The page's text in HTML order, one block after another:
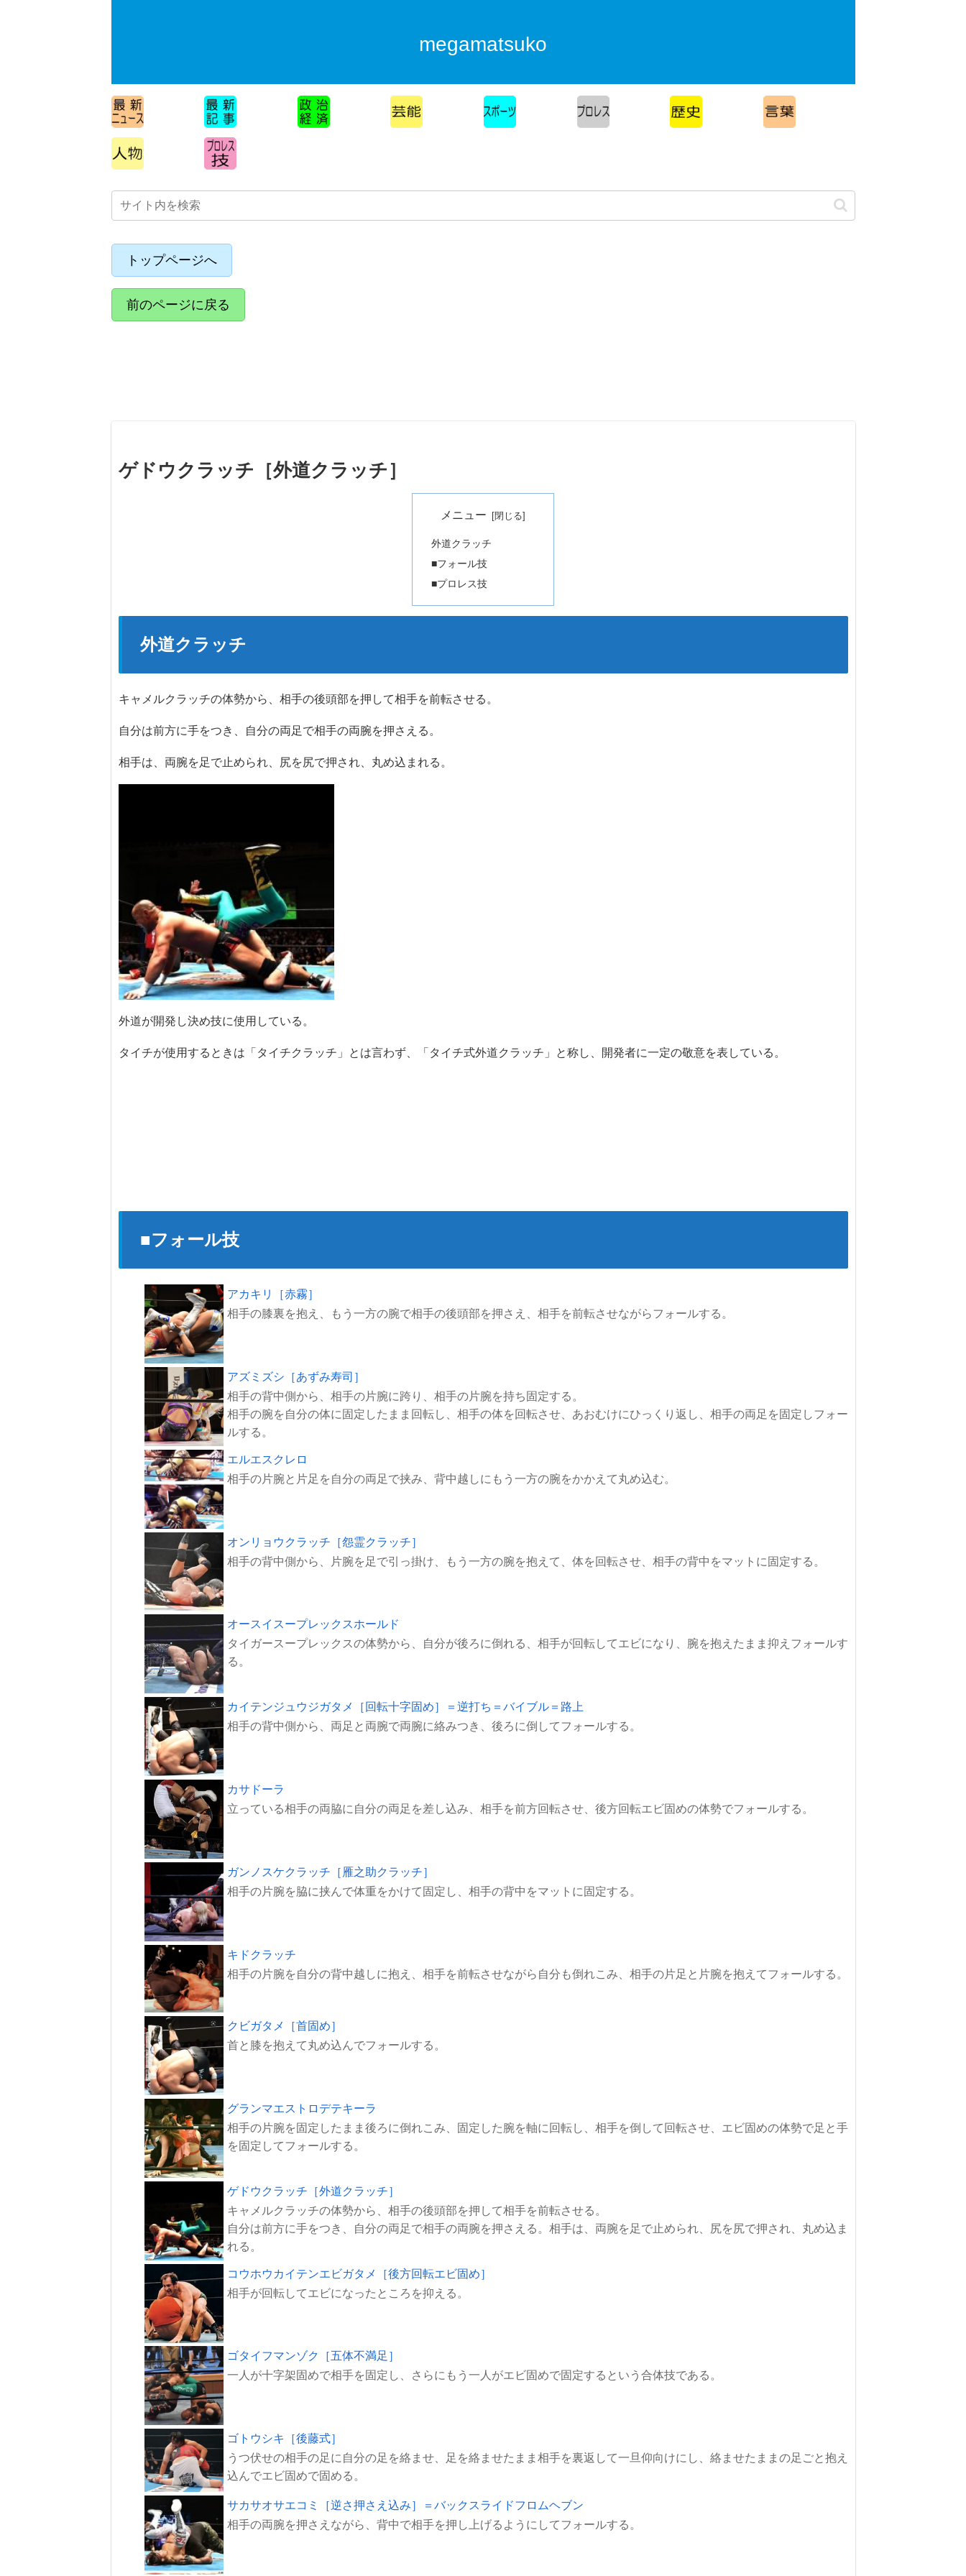
megamatsuko
トップページへ
前のページに戻る
ゲドウクラッチ［外道クラッチ］
メニュー
外道クラッチ
■フォール技
■プロレス技
外道クラッチ
キャメルクラッチの体勢から、相手の後頭部を押して相手を前転させる。
自分は前方に手をつき、自分の両足で相手の両腕を押さえる。
相手は、両腕を足で止められ、尻を尻で押され、丸め込まれる。
外道が開発し決め技に使用している。
タイチが使用するときは「タイチクラッチ」とは言わず、「タイチ式外道クラッチ」と称し、開発者に一定の敬意を表している。
■フォール技
アカキリ［赤霧］
アズミズシ［あずみ寿司］
相手の背中側から、相手の片腕に跨り、相手の片腕を持ち固定する。
相手の腕を自分の体に固定したまま回転し、相手の体を回転させ、あおむけにひっくり返し、相手の両足を固定しフォー
エルエスクレロ
オンリョウクラッチ［怨霊クラッチ］
オースイスープレックスホールド
タイガースープレックスの体勢から、自分が後ろに倒れる、相手が回転してエビになり、腕を抱えたまま抑えフォールす
カイテンジュウジガタメ［回転十字固め］＝逆打ち＝バイブル＝路上
カサドーラ
ガンノスケクラッチ［雁之助クラッチ］
キドクラッチ
クビガタメ［首固め］
グランマエストロデテキーラ
相手の片腕を固定したまま後ろに倒れこみ、固定した腕を軸に回転し、相手を倒して回転させ、エビ固めの体勢で足と手
ゲドウクラッチ［外道クラッチ］
キャメルクラッチの体勢から、相手の後頭部を押して相手を前転させる。
自分は前方に手をつき、自分の両足で相手の両腕を押さえる。相手は、両腕を足で止められ、尻を尻で押され、丸め込ま
コウホウカイテンエビガタメ［後方回転エビ固め］
ゴタイフマンゾク［五体不満足］
ゴトウシキ［後藤式］
うつ伏せの相手の足に自分の足を絡ませ、足を絡ませたまま相手を裏返して一旦仰向けにし、絡ませたままの足ごと抱え
サカサオサエコミ［逆さ押さえ込み］＝バックスライドフロムヘブン